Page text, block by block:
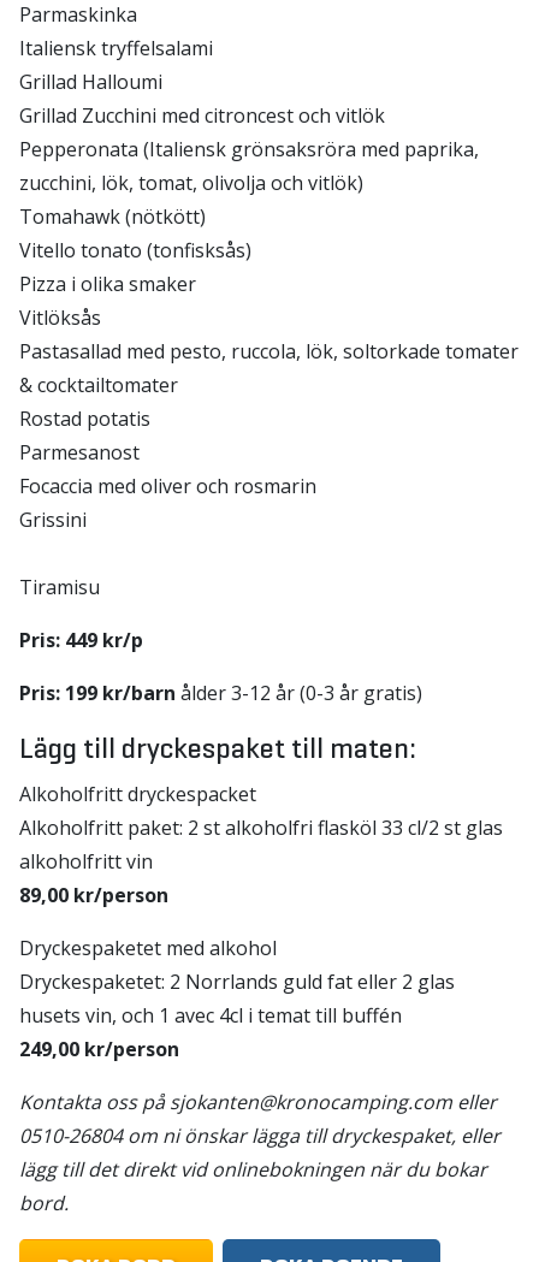
Parmaskinka
Italiensk tryffelsalami
Grillad Halloumi
Grillad Zucchini med citroncest och vitlök
Pepperonata (Italiensk grönsaksröra med paprika,
zucchini, lök, tomat, olivolja och vitlök)
Tomahawk (nötkött)
Vitello tonato (tonfisksås)
Pizza i olika smaker
Vitlöksås
Pastasallad med pesto, ruccola, lök, soltorkade tomater
& cocktailtomater
Rostad potatis
Parmesanost
Focaccia med oliver och rosmarin
Grissini
Tiramisu
Pris: 449 kr/p
Pris: 199 kr/barn ålder 3-12 år (0-3 år gratis)
Lägg till dryckespaket till maten:
Alkoholfritt dryckespacket
Alkoholfritt paket: 2 st alkoholfri flasköl 33 cl/2 st glas
alkoholfritt vin
89,00 kr/person
Dryckespaketet med alkohol
Dryckespaketet: 2 Norrlands guld fat eller 2 glas
husets vin, och 1 avec 4cl i temat till buffén
249,00 kr/person
Kontakta oss på sjokanten@kronocamping.com eller
0510-26804 om ni önskar lägga till dryckespaket, eller
lägg till det direkt vid onlinebokningen när du bokar
bord.